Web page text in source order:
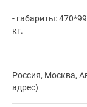
- габариты:
кг.
Россия, Москва,
адрес)